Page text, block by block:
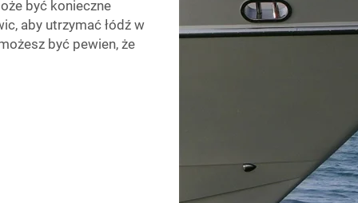
być konieczne
aby utrzymać łódź w
być pewien, że